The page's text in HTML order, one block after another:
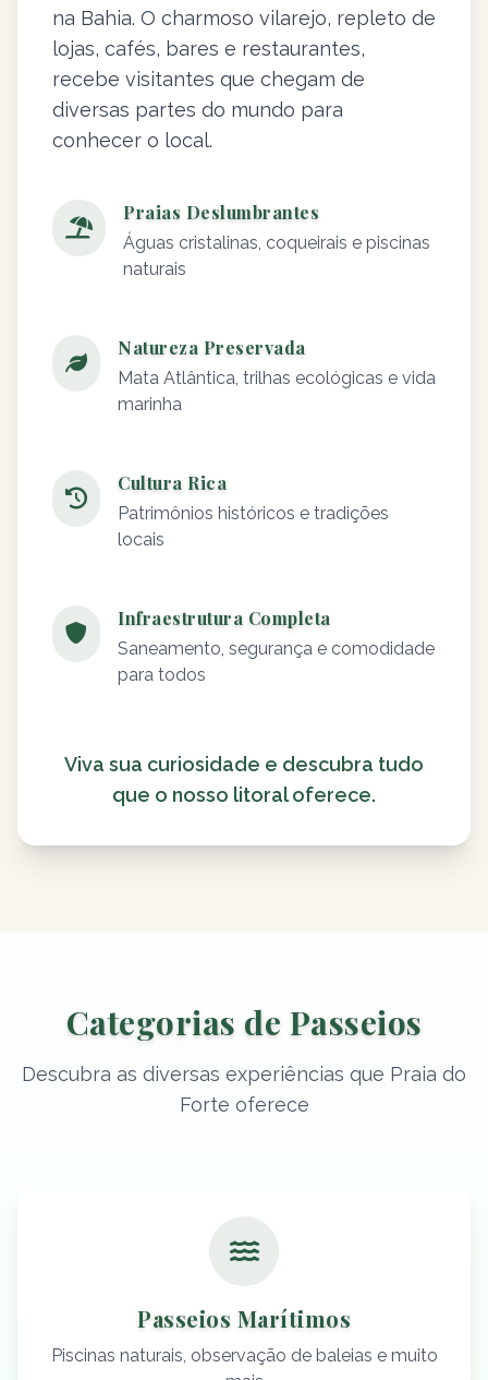
na Bahia. O charmoso vilarejo, repleto de
lojas, cafés, bares e restaurantes,
recebe visitantes que chegam de
diversas partes do mundo para
conhecer o local.
Praias Deslumbrantes
Águas cristalinas, coqueirais e piscinas
naturais
Natureza Preservada
Mata Atlântica, trilhas ecológicas e vida
marinha
Cultura Rica
Patrimônios históricos e tradições
locais
Infraestrutura Completa
Saneamento, segurança e comodidade
para todos
Viva sua curiosidade e descubra tudo
que o nosso litoral oferece.
Categorias de Passeios
Descubra as diversas experiências que Praia do
Forte oferece
Passeios Marítimos
Piscinas naturais, observação de baleias e muito